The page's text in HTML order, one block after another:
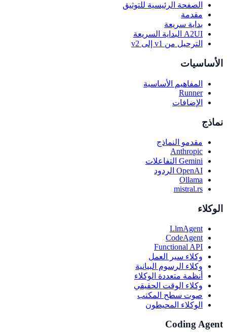
الصفحة الرئيسية للتوثيق
مقدمة
بداية سريعة
A2UI البداية السريعة
الترحيل من v1 إلى v2
الأساسيات
المفاهيم الأساسية
Runner
الإضافات
نماذج
مقدمو النماذج
Anthropic
Gemini التفاعلات
OpenAI الردود
Ollama
mistral.rs
الوكلاء
LlmAgent
CodeAgent
Functional API
وكلاء سير العمل
وكلاء الرسوم البيانية
أنظمة متعددة الوكلاء
وكلاء الوقت الحقيقي
صوت سطح المكتب
الوكلاء المحيطون
Coding Agent